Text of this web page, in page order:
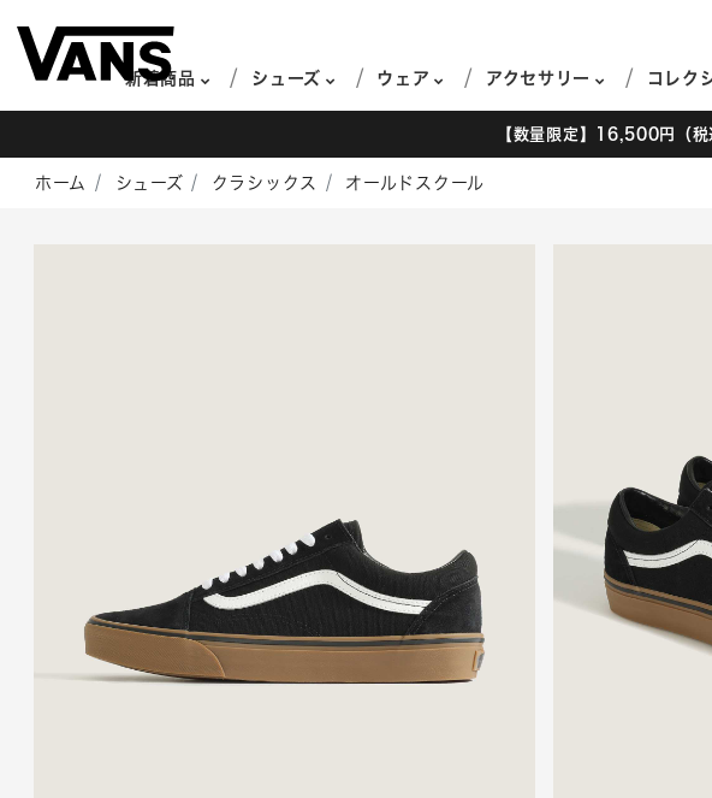
新着商品 シューズ ウェア アクセサリー コレク
【数量限定】16,500円（税
ホーム シューズ クラシックス オールドスクール